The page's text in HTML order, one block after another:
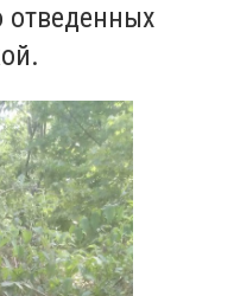
отведенных